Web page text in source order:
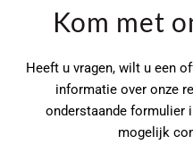
Kom met
Heeft u vragen, wilt u een
informatie over onze
onderstaande formulier
mogelijk